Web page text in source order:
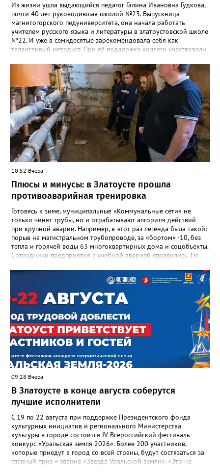
Из жизни ушла выдающийся педагог Галина Ивановна Гудкова,
почти 40 лет руководившая школой №23. Выпускница
магнитогорского педуниверситета, она начала работать
учителем русского языка и литературы в златоустовской школе
№22. И уже в семидесятые зарекомендовала себя как
талантливый методист. При её поддержке коллеги участвовали
«Благодаря её мудрому руководству в школе сформировался
сильный педагогический коллектив, объединённый общими
ценностями и любовью к своему делу. Для многих Галина
Ивановна навсегда останется не только талантливым
руководителем, но и настоящим Учителем с большой буквы», -
говорится в сообществе школы №23 во ВКонтакте. Свои
соболезнования семье Галины Ивановны выразил глава
Златоуста Олег Решетников. «Её вклад зафиксирован в
важнейших документах школы, но главное - он остался в
людях: в тех учителях, которых она поддержала, в тех
учениках, которых она вдохновила. Заслуженный учитель РФ,
«Отличник народного просвещения», обладатель медали «За
доблестный труд», Галина Ивановна оставила не только
награды и документы, но и работающий, живой механизм
школы, который продолжает жить её принципами», - говорится
в некрологе.
10:52 Вчера
Плюсы и минусы: в Златоусте прошла
противоаварийная тренировка
Готовясь к зиме, муниципальные «Коммунальные сети» не
только чинят трубы, но и отрабатывают алгоритм действий
при крупной аварии. Например, в этот раз легенда была такой:
порыв на магистральном трубопроводе, за «бортом» -10, без
тепла и горячей воды 63 многоквартирных дома и соцобъекты.
Сотрудники предприятия с учебной аварией справились. Но
отметили и недочёты. «Например, управляющие компании
несвоевременно приняли меры для предотвращения
“перемерзания” общей домовой тепловой сети
многоквартирного дома, отсутствовало взаимодействие с
ресурсоснабжающей организацией, ЕДДС и иными службами»,
— сообщила начальник Главного управления ГЖИ Ирина
Настенко. В следующий раз, рекомендовали в
Госжилинспекции, службы должны действовать слаженно. И
оперативно делиться информацией со всеми
заинтересованными – от поставщика тепла до конечных
потребителей.
09:28 Вчера
В Златоусте в конце августа соберутся
лучшие исполнители
С 19 по 22 августа при поддержке Президентского фонда
культурных инициатив и регионального Министерства
культуры в городе состоится IV Всероссийский фестиваль-
конкурс «Уральская земля 2026». Более 200 участников,
которые приедут в город со всей страны, будут состязаться за
главный приз – звание «Звезда Уральской земли». «Это не